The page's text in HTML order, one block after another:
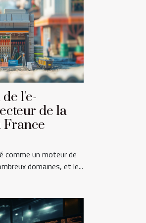
l'e-
de la
France
comme un moteur de
domaines, et le...